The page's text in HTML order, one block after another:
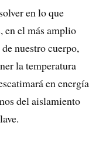
en lo que
en el más amplio
nuestro cuerpo,
la temperatura
en energía
del aislamiento